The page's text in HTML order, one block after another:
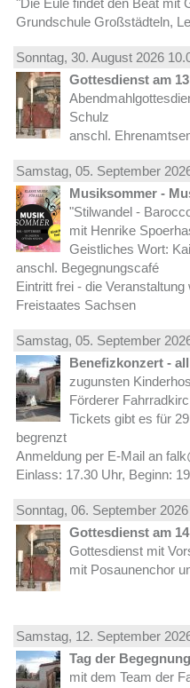
"Die Eule findet den Beat mit
Grundschule Großstädteln,
Sonntag, 30. August 2026
Gottesdienst am
Schulz
anschl.
Samstag, 05. September
Musiksommer -
"Stilwandel -
mit Henrike
Geistliches Wort:
anschl. Begegnungscafé
Eintritt frei - die
Freistaates Sachsen
Samstag, 05. September
Benefizkonzert -
zugunsten
Förderer
Tickets gibt es für
begrenzt
Anmeldung per E-Mail an
Einlass: 17.30 Uhr, Beginn:
Sonntag, 06. September
Gottesdienst am
Gottesdienst mit
mit Posaunenchor
Samstag, 12. September
Tag der
mit dem Team der